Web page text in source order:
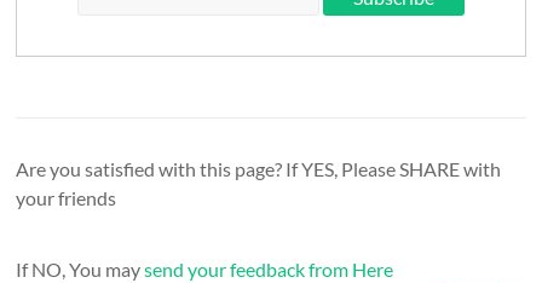
Are you satisfied with this page? If YES, Please SHARE with
your friends
If NO, You maysend your feedback from Here